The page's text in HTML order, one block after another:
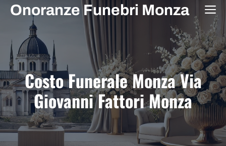
Vai
contenuto
Onoranze Funebri Monza
Costo Funerale Monza Via
Giovanni Fattori Monza